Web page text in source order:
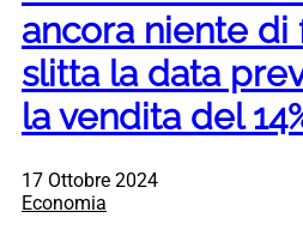
ancora niente di
slitta la data
la vendita del
17 Ottobre 2024
Economia